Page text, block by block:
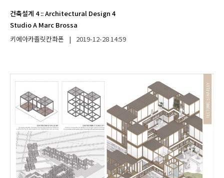
건축설계 4::Architectural Design 4
Studio A Marc Brossa
키에아카졸릿칸촤폰
| 2019-12-2814:59